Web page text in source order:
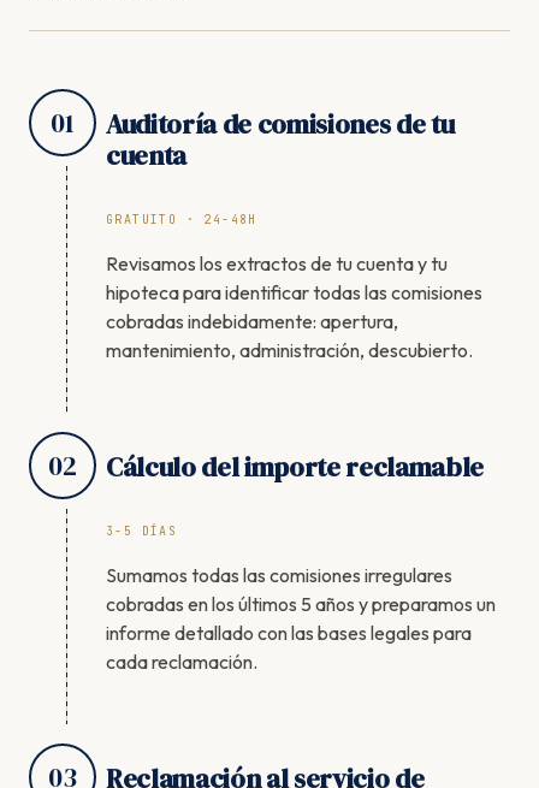
01
Auditoría de comisiones de tu
cuenta
GRATUITO · 24-48H
Revisamos los extractos de tu cuenta y tu
hipoteca para identificar todas las comisiones
cobradas indebidamente: apertura,
mantenimiento, administración, descubierto.
02 Cálculo del importe reclamable
3-5 DÍAS
Sumamos todas las comisiones irregulares
cobradas en los últimos 5 años y preparamos un
informe detallado con las bases legales para
cada reclamación.
03
Reclamación al servicio de